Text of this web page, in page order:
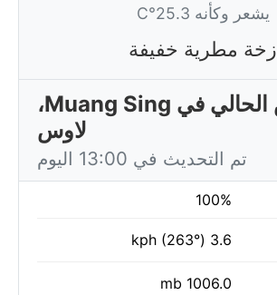
يشعر وكأنه 25.3°C
زخة مطرية خفيفة
الطقس الحالي في Muang Sing،
لاوس
تم التحديث في 13:00 اليوم
100%
3.6 kph (263°)
1006.0 mb